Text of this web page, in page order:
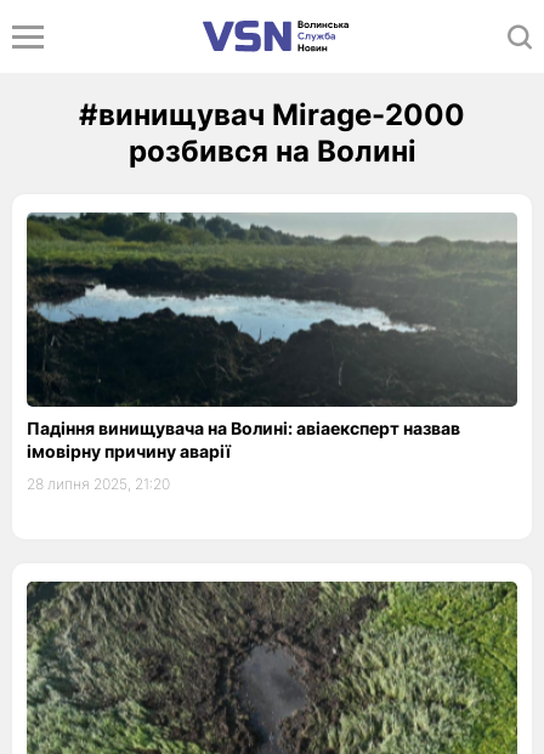
#винищувач Mirage-2000
розбився на Волині
Падіння винищувача на Волині: авіаексперт назвав
імовірну причину аварії
28 липня 2025, 21:20